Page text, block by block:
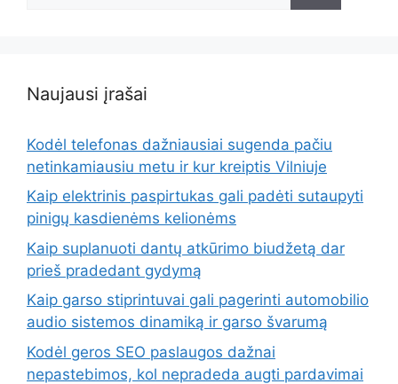
Naujausi įrašai
Kodėl telefonas dažniausiai sugenda pačiu
netinkamiausiu metu ir kur kreiptis Vilniuje
Kaip elektrinis paspirtukas gali padėti sutaupyti
pinigų kasdienėms kelionėms
Kaip suplanuoti dantų atkūrimo biudžetą dar
prieš pradedant gydymą
Kaip garso stiprintuvai gali pagerinti automobilio
audio sistemos dinamiką ir garso švarumą
Kodėl geros SEO paslaugos dažnai
nepastebimos, kol nepradeda augti pardavimai